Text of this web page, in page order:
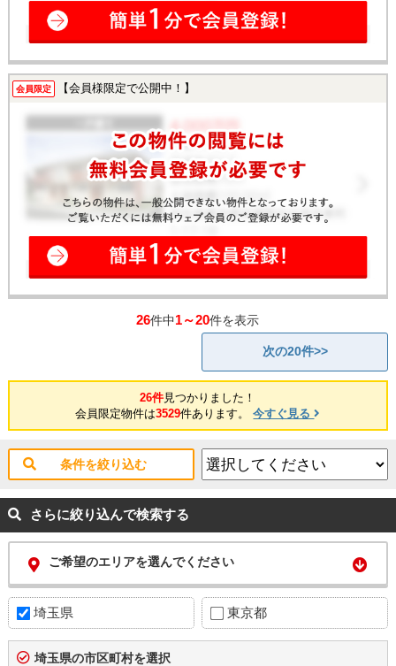
会員限定 【会員様限定で公開中！】
26件中1～20件を表示
次の20件>>
26件見つかりました！
会員限定物件は3529件あります。今すぐ見る
条件を絞り込む
さらに絞り込んで検索する
ご希望のエリアを選んでください
埼玉県 東京都
埼玉県の市区町村を選択